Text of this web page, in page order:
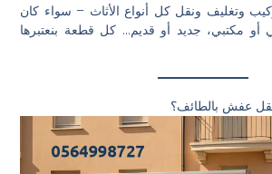
وتغليف ونقل كل أنواع الأثاث – سواء كان
مكتبي، جديد أو قديم… كل قطعة بنعتبرها
عفش بالطائف؟